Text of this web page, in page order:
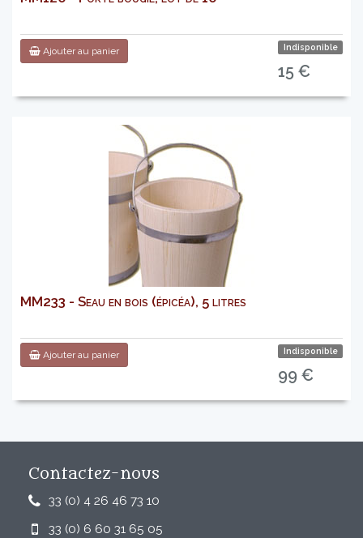
Ajouter au panier Indisponible
15 €
MM233 - Seau en bois (épicéa), 5 litres
Ajouter au panier Indisponible
99 €
Contactez-nous
33 (0) 4 26 46 73 10
33 (0) 6 60 31 65 05